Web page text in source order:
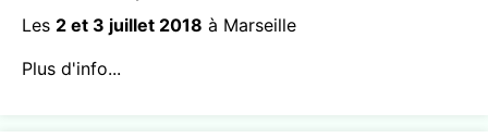
Les 2 et 3 juillet 2018 à Marseille
Plus d'info...